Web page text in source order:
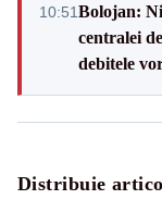
10:51Bolojan:
centralei
debitele
Distribuie